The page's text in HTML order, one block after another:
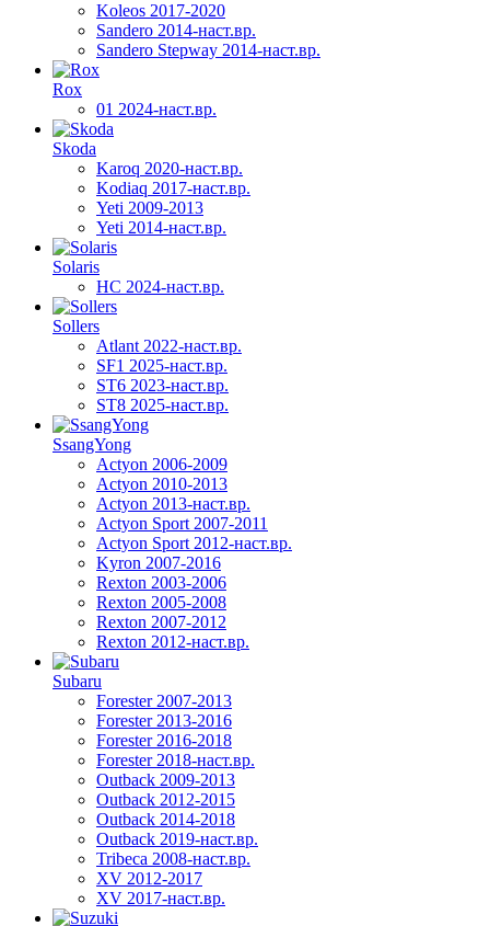
Koleos 2017-2020
Sandero 2014-наст.вр.
Sandero Stepway 2014-наст.вр.
Rox
01 2024-наст.вр.
Skoda
Karoq 2020-наст.вр.
Kodiaq 2017-наст.вр.
Yeti 2009-2013
Yeti 2014-наст.вр.
Solaris
HC 2024-наст.вр.
Sollers
Atlant 2022-наст.вр.
SF1 2025-наст.вр.
ST6 2023-наст.вр.
ST8 2025-наст.вр.
SsangYong
Actyon 2006-2009
Actyon 2010-2013
Actyon 2013-наст.вр.
Actyon Sport 2007-2011
Actyon Sport 2012-наст.вр.
Kyron 2007-2016
Rexton 2003-2006
Rexton 2005-2008
Rexton 2007-2012
Rexton 2012-наст.вр.
Subaru
Forester 2007-2013
Forester 2013-2016
Forester 2016-2018
Forester 2018-наст.вр.
Outback 2009-2013
Outback 2012-2015
Outback 2014-2018
Outback 2019-наст.вр.
Tribeca 2008-наст.вр.
XV 2012-2017
XV 2017-наст.вр.